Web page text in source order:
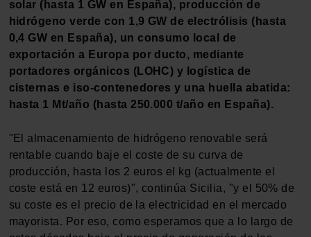
solar (hasta 1 GW en España), producción de
hidrógeno verde con 1,9 GW de electrólisis (hasta
0,4 GW en España), un consumo local de
exportación a Europa por ducto, mediante
portadores orgánicos (LOHC) y logística de
cisternas e iso-contenedores y una huella abatida:
hasta 1 Mt/año (hasta 250.000 t/año en España).
"El almacenamiento de hidrógeno renovable será
rentable cuando baje el coste de su curva de
producción, hasta los 2 euros el kg (actualmente el
coste está en 12 euros)", continúa Sicilia, "y el 50% de
su coste es el precio de la electricidad en el mercado
mayorista. Por eso, como esperamos que a lo largo de